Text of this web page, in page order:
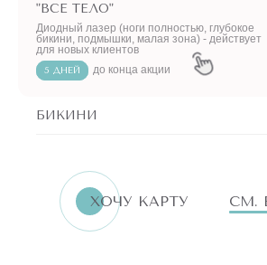
"ВСЕ ТЕЛО"
Диодный лазер (ноги полностью, глубокое
бикини, подмышки, малая зона) - действует
для новых клиентов
5 ДНЕЙ до конца акции
БИКИНИ
ХОЧУ КАРТУ СМ.